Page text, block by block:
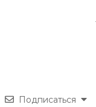
Подписаться